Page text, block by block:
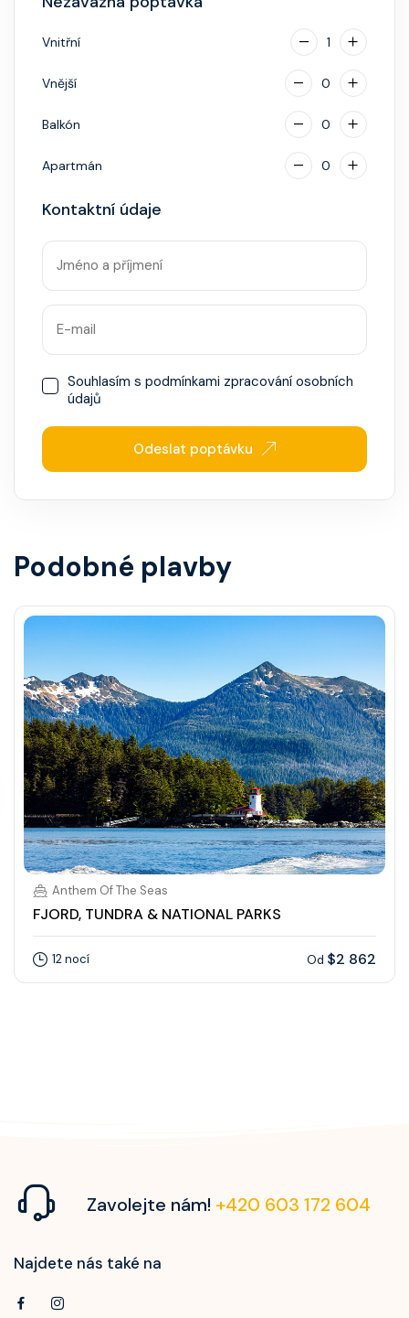
napojenou na vaši kreditní kartu nebo přes složenou
hotovostní zálohu.
Vnitřní 1
Vnější 0
Balkón 0
Apartmán 0
Kontaktní údaje
Souhlasím s podmínkami zpracování osobních
údajů
Odeslat poptávku
Podobné plavby
Anthem Of The Seas
FJORD, TUNDRA & NATIONAL PARKS
12 nocí Od $2 862
Zavolejte nám! +420 603 172 604
Najdete nás také na